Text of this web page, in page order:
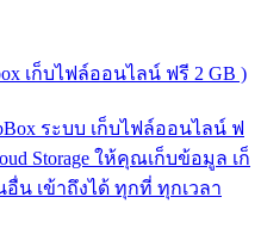
เก็บไฟล์ออนไลน์ ฟรี 2 GB )
ระบบ เก็บไฟล์ออนไลน์ ฟ
Storage ให้คุณเก็บข้อมูล เก็
น เข้าถึงได้ ทุกที่ ทุกเวลา